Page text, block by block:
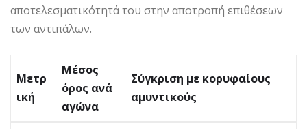
αποτελεσματικότητά του στην αποτροπή επιθέσεων
των αντιπάλων.
Μετρ
ική
Μέσος
όρος ανά
αγώνα
Σύγκριση με κορυφαίους
αμυντικούς